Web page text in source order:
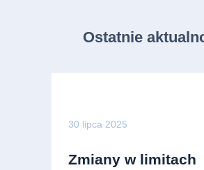
Ostatnie
30 lipca 2025
Zmiany w limitach